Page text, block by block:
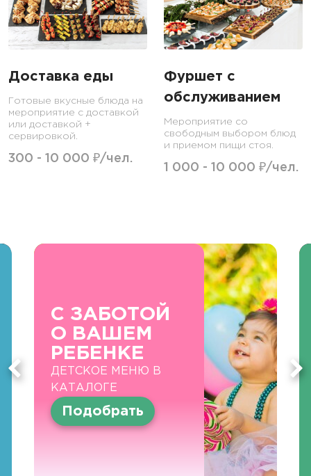
Доставка еды
Готовые вкусные блюда на
мероприятие с доставкой
или доставкой +
сервировкой.
300 - 10 000 ₽/чел.
Фуршет с
обслуживанием
Мероприятие со
свободным выбором блюд
и приемом пищи стоя.
1 000 - 10 000 ₽/чел.
С ЗАБОТОЙ
О ВАШЕМ
РЕБЕНКЕ
ДЕТСКОЕ МЕНЮ В
КАТАЛОГЕ
Подобрать